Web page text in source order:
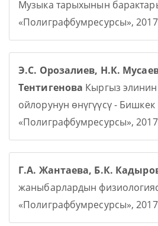
Музыка тарыхынын
«Полиграфбумресурсы»,
Э.С. Орозалиев, Н.К.
Тентигенова Кыргыз
ойлорунун өнүгүүсү - Бишкек
«Полиграфбумресурсы»,
Г.А. Жантаева, Б.К.
жаныбарлардын
«Полиграфбумресурсы»,